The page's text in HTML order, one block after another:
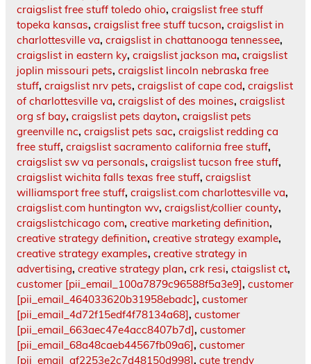
craigslist free stuff toledo ohio, craigslist free stuff
topeka kansas, craigslist free stuff tucson, craigslist in
charlottesville va, craigslist in chattanooga tennessee,
craigslist in eastern ky, craigslist jackson ma, craigslist
joplin missouri pets, craigslist lincoln nebraska free
stuff, craigslist nrv pets, craigslist of cape cod, craigslist
of charlottesville va, craigslist of des moines, craigslist
org sf bay, craigslist pets dayton, craigslist pets
greenville nc, craigslist pets sac, craigslist redding ca
free stuff, craigslist sacramento california free stuff,
craigslist sw va personals, craigslist tucson free stuff,
craigslist wichita falls texas free stuff, craigslist
williamsport free stuff, craigslist.com charlottesville va,
craigslist.com huntington wv, craigslist/collier county,
craigslistchicago com, creative marketing definition,
creative strategy definition, creative strategy example,
creative strategy examples, creative strategy in
advertising, creative strategy plan, crk resi, ctaigslist ct,
customer [pii_email_100a7879c96588f5a3e9], customer
[pii_email_464033620b31958ebadc], customer
[pii_email_4d72f15edf4f78134a68], customer
[pii_email_663aec47e4acc8407b7d], customer
[pii_email_68a48caeb44567fb09a6], customer
[pii_email_af2253e2c7d48150d998], cute trendy